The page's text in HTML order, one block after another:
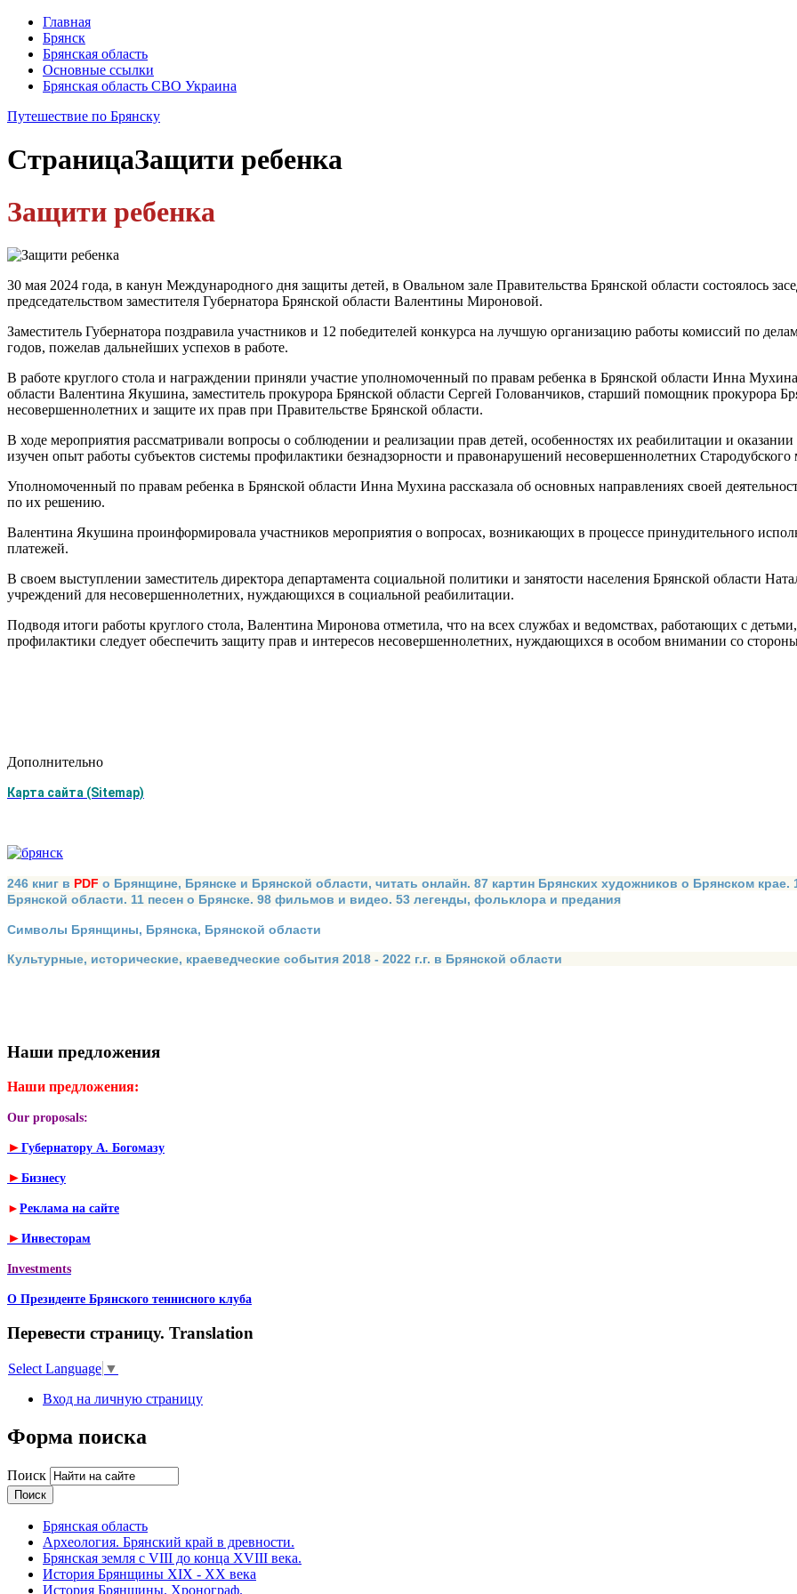
Главная
Брянск
Брянская область
Основные ссылки
Брянская область СВО Украина
Путешествие по Брянску
СтраницаЗащити ребенка
Защити ребенка
30 мая 2024 года, в канун Международного дня защиты детей, в Овальном зале Правительства Брянской области состоялось
председательством заместителя Губернатора Брянской области Валентины Мироновой.
Заместитель Губернатора поздравила участников и 12 победителей конкурса на лучшую организацию работы комиссий по
годов, пожелав дальнейших успехов в работе.
В работе круглого стола и награждении приняли участие уполномоченный по правам ребенка в Брянской области Инна
области Валентина Якушина, заместитель прокурора Брянской области Сергей Голованчиков, старший помощник прокурора
несовершеннолетних и защите их прав при Правительстве Брянской области.
В ходе мероприятия рассматривали вопросы о соблюдении и реализации прав детей, особенностях их реабилитации и
изучен опыт работы субъектов системы профилактики безнадзорности и правонарушений несовершеннолетних Стародубского
Уполномоченный по правам ребенка в Брянской области Инна Мухина рассказала об основных направлениях своей
по их решению.
Валентина Якушина проинформировала участников мероприятия о вопросах, возникающих в процессе принудительного
платежей.
В своем выступлении заместитель директора департамента социальной политики и занятости населения Брянской области
учреждений для несовершеннолетних, нуждающихся в социальной реабилитации.
Подводя итоги работы круглого стола, Валентина Миронова отметила, что на всех службах и ведомствах, работающих с
профилактики следует обеспечить защиту прав и интересов несовершеннолетних, нуждающихся в особом внимании со стороны
Дополнительно
Карта сайта (Sitemap)
246 книг в PDF о Брянщине, Брянске и Брянской области, читать онлайн. 87 картин Брянских художников о Брянском
Брянской области. 11 песен о Брянске. 98 фильмов и видео. 53 легенды, фольклора и предания
Символы Брянщины, Брянска, Брянской области
Культурные, исторические, краеведческие события 2018 - 2022 г.г. в Брянской области
Наши предложения
Наши предложения:
Our proposals:
► Губернатору А. Богомазу
► Бизнесу
► Реклама на сайте
► Инвесторам
Investments
О Президенте Брянского теннисного клуба
Перевести страницу. Translation
Select Language ▼
Вход на личную страницу
Форма поиска
Поиск
Брянская область
Археология. Брянский край в древности.
Брянская земля с VIII до конца XVIII века.
История Брянщины XIX - XX века
История Брянщины. Хронограф.